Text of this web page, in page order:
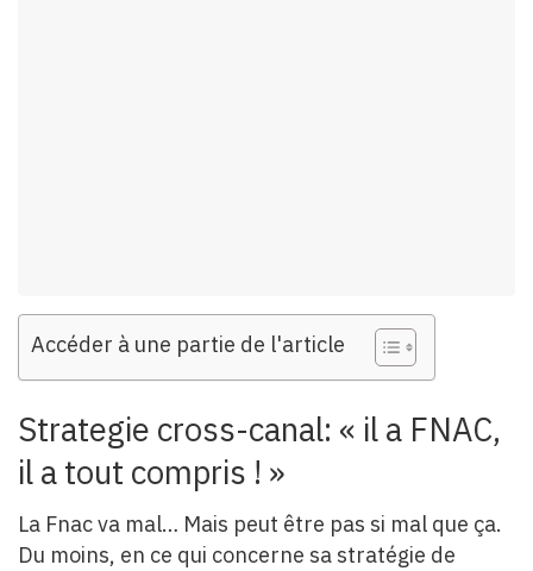
Accéder à une partie de l'article
Strategie cross-canal: « il a FNAC,
il a tout compris ! »
La Fnac va mal… Mais peut être pas si mal que ça.
Du moins, en ce qui concerne sa stratégie de